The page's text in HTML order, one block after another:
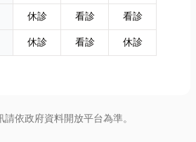
休診 看診
看診
休診 看診 休診
依政府資料開放平台為準。